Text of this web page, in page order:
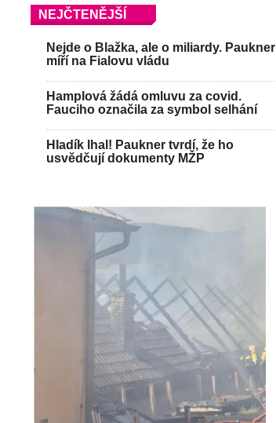
NEJČTENĚJŠÍ
Nejde o Blažka, ale o miliardy. Paukner
míří na Fialovu vládu
Hamplová žádá omluvu za covid.
Fauciho označila za symbol selhání
Hladík lhal! Paukner tvrdí, že ho
usvědčují dokumenty MŽP